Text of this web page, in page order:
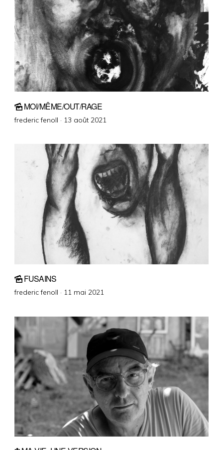
MOI/MÊME/OUT/RAGE
frederic fenoll · Posted
13 août 2021
FUSAINS
frederic fenoll · Posted
11 mai 2021